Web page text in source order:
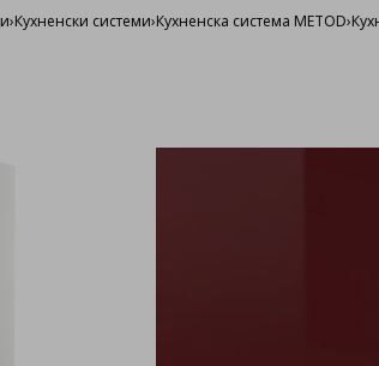
›Кухненски системи›Кухненска система METOD›